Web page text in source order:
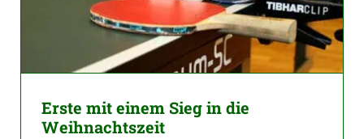
Erste mit einem Sieg in die
Weihnachtszeit